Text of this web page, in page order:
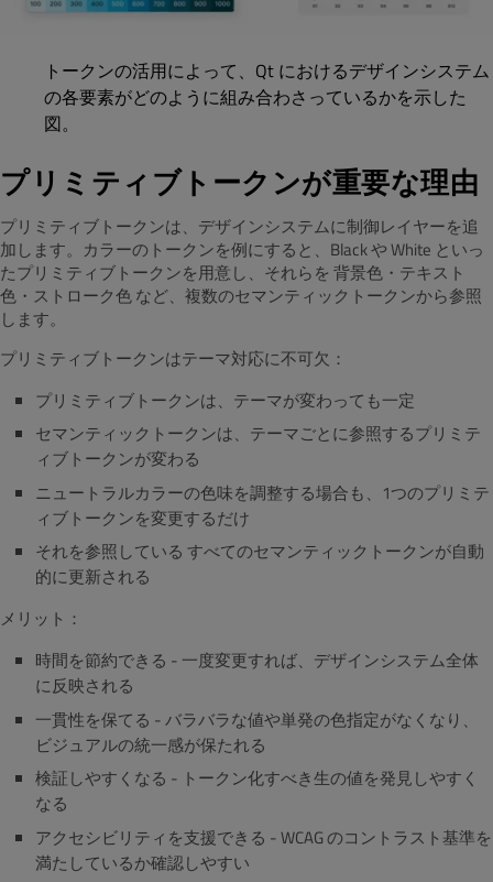
トークンの活用によって、Qt におけるデザインシステム
の各要素がどのように組み合わさっているかを示した
図。
プリミティブトークンが重要な理由
プリミティブトークンは、デザインシステムに制御レイヤーを追
加します。カラーのトークンを例にすると、Black や White といっ
たプリミティブトークンを用意し、それらを 背景色・テキスト
色・ストローク色 など、複数のセマンティックトークンから参照
します。
プリミティブトークンはテーマ対応に不可欠：
プリミティブトークンは、テーマが変わっても一定
セマンティックトークンは、テーマごとに参照するプリミテ
ィブトークンが変わる
ニュートラルカラーの色味を調整する場合も、1つのプリミテ
ィブトークンを変更するだけ
それを参照している すべてのセマンティックトークンが自動
的に更新される
メリット：
時間を節約できる - 一度変更すれば、デザインシステム全体
に反映される
一貫性を保てる - バラバラな値や単発の色指定がなくなり、
ビジュアルの統一感が保たれる
検証しやすくなる - トークン化すべき生の値を発見しやすく
なる
アクセシビリティを支援できる - WCAG のコントラスト基準を
満たしているか確認しやすい